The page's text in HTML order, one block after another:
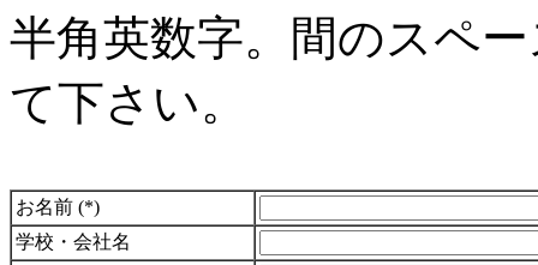
半角英数字。間のスペ
て下さい。
お名前 (*)
学校・会社名